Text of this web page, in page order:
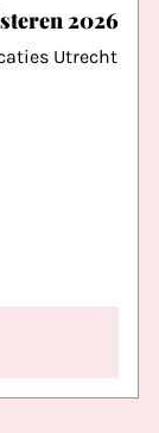
2026
Utrecht